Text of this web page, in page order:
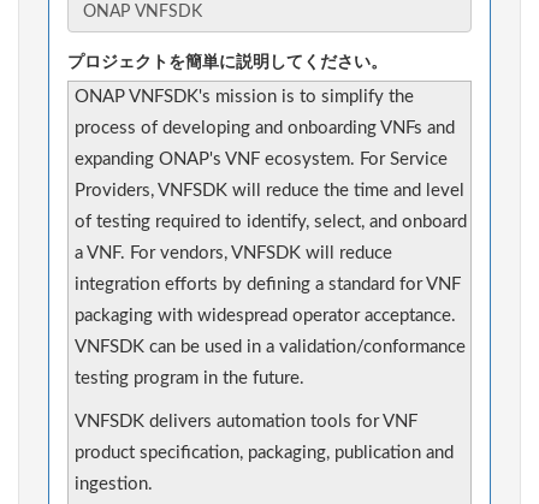
プロジェクトを簡単に説明してください。
ONAP VNFSDK's mission is to simplify the
process of developing and onboarding VNFs and
expanding ONAP's VNF ecosystem. For Service
Providers, VNFSDK will reduce the time and level
of testing required to identify, select, and onboard
a VNF. For vendors, VNFSDK will reduce
integration efforts by defining a standard for VNF
packaging with widespread operator acceptance.
VNFSDK can be used in a validation/conformance
testing program in the future.
VNFSDK delivers automation tools for VNF
product specification, packaging, publication and
ingestion.